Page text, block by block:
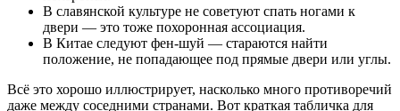
В славянской культуре не советуют спать ногами к
двери — это тоже похоронная ассоциация.
В Китае следуют фен-шуй — стараются найти
положение, не попадающее под прямые двери или углы.
Всё это хорошо иллюстрирует, насколько много противоречий
даже между соседними странами. Вот краткая табличка для